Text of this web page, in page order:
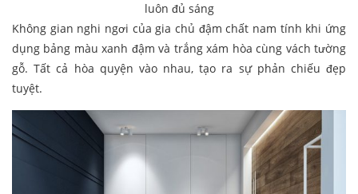
luôn đủ sáng
Không gian nghi ngơi của gia chủ đậm chất nam tính khi ứng
dụng bảng màu xanh đậm và trắng xám hòa cùng vách tường
gỗ. Tất cả hòa quyện vào nhau, tạo ra sự phản chiếu đẹp
tuyệt.